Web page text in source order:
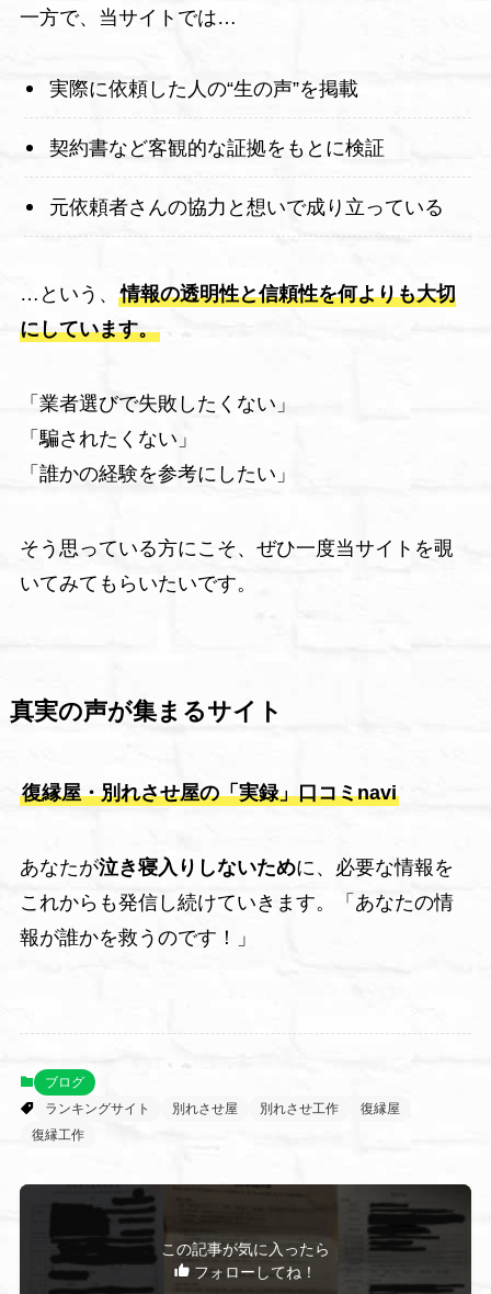
一方で、当サイトでは…
実際に依頼した人の“生の声”を掲載
契約書など客観的な証拠をもとに検証
元依頼者さんの協力と想いで成り立っている
…という、 情報の透明性と信頼性を何よりも大切
にしています。
「業者選びで失敗したくない」
「騙されたくない」
「誰かの経験を参考にしたい」
そう思っている方にこそ、ぜひ一度当サイトを覗
いてみてもらいたいです。
真実の声が集まるサイト
復縁屋・別れさせ屋の「実録」口コミnavi
あなたが泣き寝入りしないために、必要な情報を
これからも発信し続けていきます。「あなたの情
報が誰かを救うのです！」
ブログ
ランキングサイト
別れさせ屋 別れさせ工作
復縁屋
復縁工作
この記事が気に入ったら
フォローしてね！